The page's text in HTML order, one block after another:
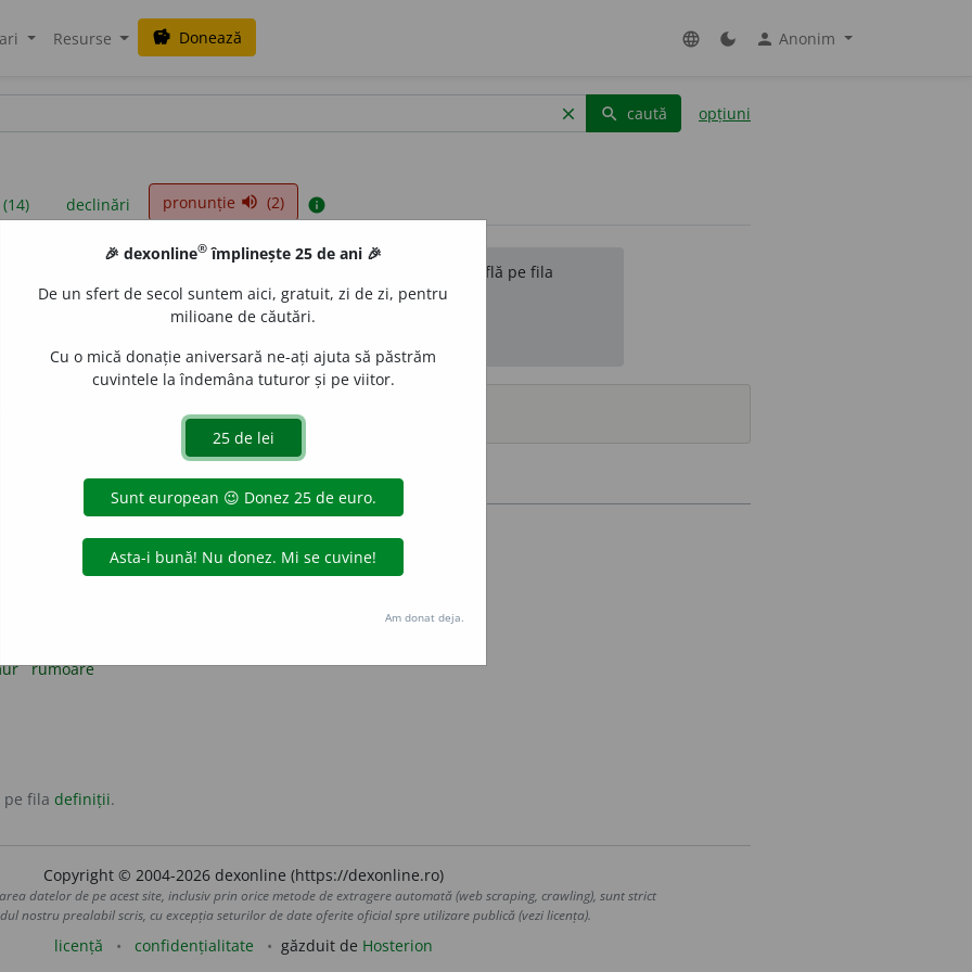
Resurse savings Donează language dark_mode person Anonim
clear search caută opțiuni
declinări pronunție volume_up (2) info
sunt compilate de echipa dexonline. Definițiile originale se află pe fila
reordona filele pe pagina depreferințe.
surse
produc insectele, mai ales albinele, când zboară.
puternică și continuă a anumitor obiecte sau mașini.
rumoare
pe fila definiții.
Copyright © 2004-2026 dexonline (https://dexonline.ro)
datelor de pe acest site, inclusiv prin orice metode de extragere automată (web scraping, crawling), sunt strict
nostru prealabil scris, cu excepția seturilor de date oferite oficial spre utilizare publică (vezi licența).
licență confidențialitate găzduit de Hosterion
🎉 dexonline® împlinește 25 de ani 🎉
De un sfert de secol suntem aici, gratuit, zi de zi, pentru
milioane de căutări.
Cu o mică donație aniversară ne-ați ajuta să păstrăm
cuvintele la îndemâna tuturor și pe viitor.
Am donat deja.